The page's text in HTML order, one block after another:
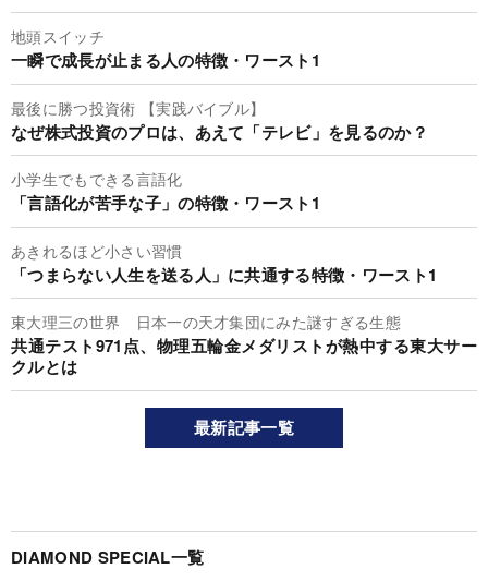
地頭スイッチ
一瞬で成長が止まる人の特徴・ワースト1
最後に勝つ投資術 【実践バイブル】
なぜ株式投資のプロは、あえて「テレビ」を見るのか？
小学生でもできる言語化
「言語化が苦手な子」の特徴・ワースト1
あきれるほど小さい習慣
「つまらない人生を送る人」に共通する特徴・ワースト1
東大理三の世界 日本一の天才集団にみた謎すぎる生態
共通テスト971点、物理五輪金メダリストが熱中する東大サー
クルとは
最新記事一覧
DIAMOND SPECIAL一覧